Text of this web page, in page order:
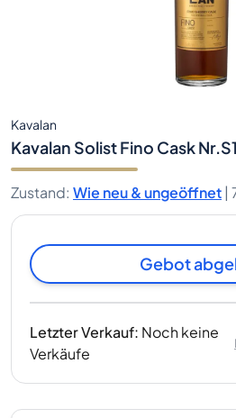
Kavalan
Kavalan Solist Fino Cask
Zustand: Wie neu & ungeöffnet |
Gebot
Letzter Verkauf: Noch keine
Verkäufe